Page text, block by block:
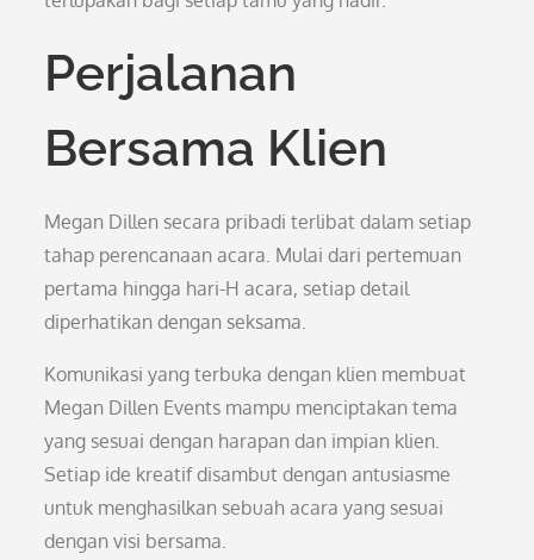
Perjalanan
Bersama Klien
Megan Dillen secara pribadi terlibat dalam setiap
tahap perencanaan acara. Mulai dari pertemuan
pertama hingga hari-H acara, setiap detail
diperhatikan dengan seksama.
Komunikasi yang terbuka dengan klien membuat
Megan Dillen Events mampu menciptakan tema
yang sesuai dengan harapan dan impian klien.
Setiap ide kreatif disambut dengan antusiasme
untuk menghasilkan sebuah acara yang sesuai
dengan visi bersama.